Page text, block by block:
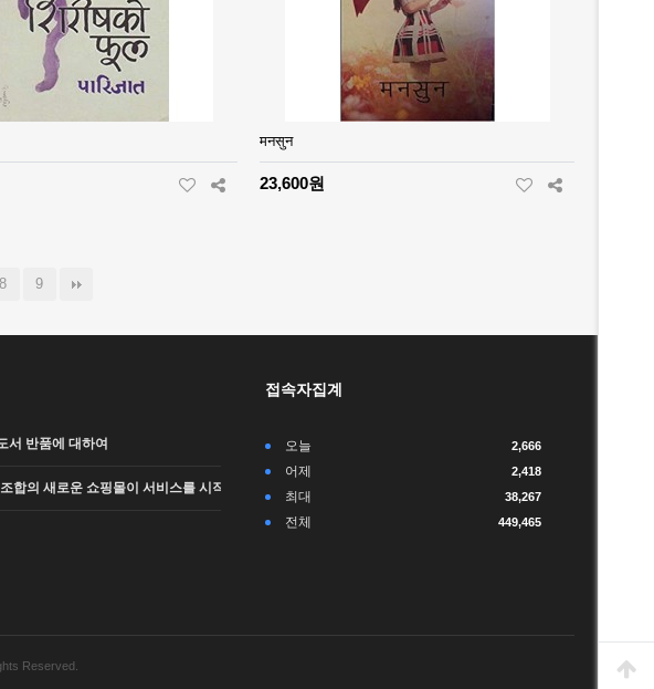
मनसुन
23,600원
8 9
서 반품에 대하여
합의 새로운 쇼핑몰이 서비스를 시작합니다.
접속자집계
오늘 2,666
어제 2,418
최대 38,267
전체 449,465
Reserved.